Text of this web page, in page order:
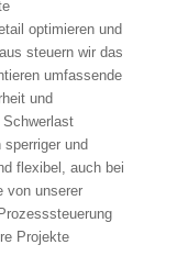
optimieren und
steuern wir das
umfassende
und
und
flexibel, auch bei
von unserer
Projekte